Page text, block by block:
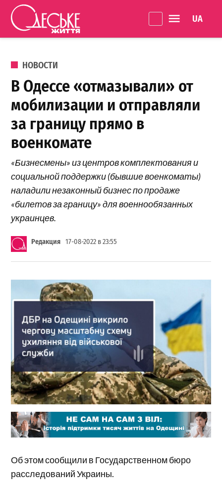
Перейти к содержанию
життя
ОПУБЛИКОВАНО В
НОВОСТИ
В Одессе «отмазывали» от
мобилизации и отправляли
за границу прямо в
военкомате
«Бизнесмены» из центров комплектования и
социальной поддержки (бывшие военкоматы)
наладили незаконный бизнес по продаже
«билетов за границу» для военнообязанных
украинцев.
Редакция 17-08-2022 в 23:55
Об этом сообщили в Государственном бюро
расследований Украины.